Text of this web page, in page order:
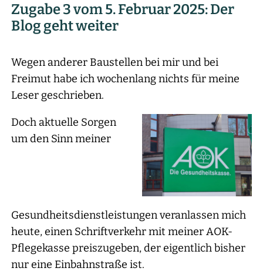
Zugabe 3 vom 5. Februar 2025: Der
Blog geht weiter
Wegen anderer Baustellen bei mir und bei
Freimut habe ich wochenlang nichts für meine
Leser geschrieben.
Doch aktuelle Sorgen
um den Sinn meiner
Gesundheitsdienstleistungen veranlassen mich
heute, einen Schriftverkehr mit meiner AOK-
Pflegekasse preiszugeben, der eigentlich bisher
nur eine Einbahnstraße ist.